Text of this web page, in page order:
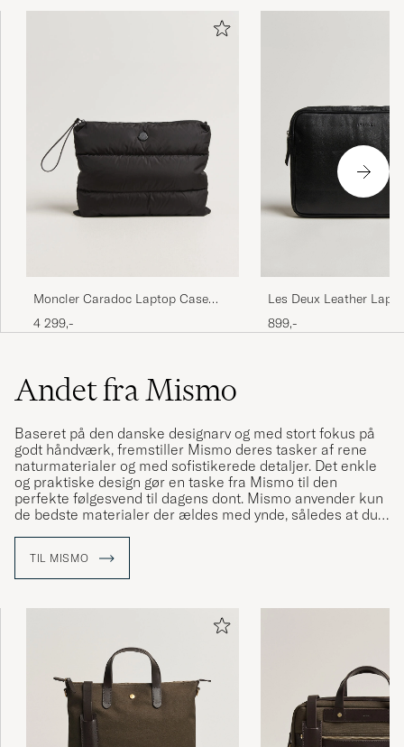
Moncler Caradoc Laptop Case
Black
4 299,-
Les Deux Leather
Black
899,-
Andet fra Mismo
Baseret på den danske designarv og med stort fokus på
godt håndværk, fremstiller Mismo deres tasker af rene
naturmaterialer og med sofistikerede detaljer. Det enkle
og praktiske design gør en taske fra Mismo til den
perfekte følgesvend til dagens dont. Mismo anvender kun
de bedste materialer der ældes med ynde, således at du
TIL MISMO